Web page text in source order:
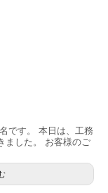
です。 本日は、工務
ました。 お客様のご